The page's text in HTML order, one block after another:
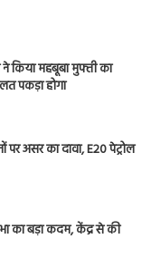
ने किया महबूबा मुफ्ती का
पकड़ा होगा
असर का दावा, E20 पेट्रोल
का बड़ा कदम, केंद्र से की